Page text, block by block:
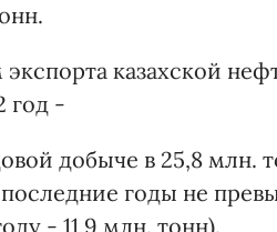
казахской
год -
добыче в 25,8 млн.
годы не
- 11,9 млн. тонн).